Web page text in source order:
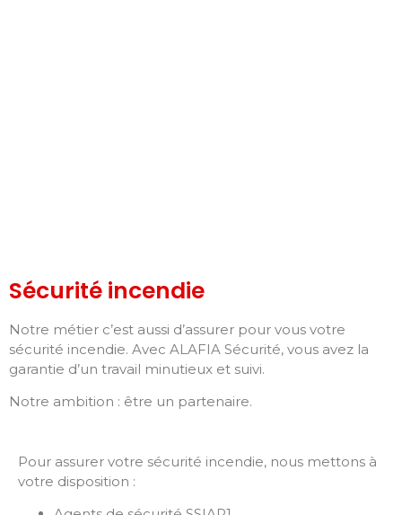
Sécurité incendie
Notre métier c’est aussi d’assurer pour vous votre
sécurité incendie. Avec ALAFIA Sécurité, vous avez la
garantie d’un travail minutieux et suivi.
Notre ambition : être un partenaire.
Pour assurer votre sécurité incendie, nous mettons à
votre disposition :